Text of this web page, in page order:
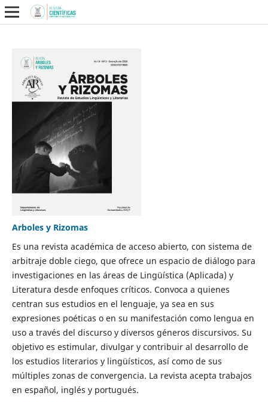
Arboles y Rizomas
Es una revista académica de acceso abierto, con sistema de
arbitraje doble ciego, que ofrece un espacio de diálogo para
investigaciones en las áreas de Lingüística (Aplicada) y
Literatura desde enfoques críticos. Convoca a quienes
centran sus estudios en el lenguaje, ya sea en sus
expresiones poéticas o en su manifestación como lengua en
uso a través del discurso y diversos géneros discursivos. Su
objetivo es estimular, divulgar y contribuir al desarrollo de
los estudios literarios y lingüísticos, así como de sus
múltiples zonas de convergencia. La revista acepta trabajos
en español, inglés y portugués.